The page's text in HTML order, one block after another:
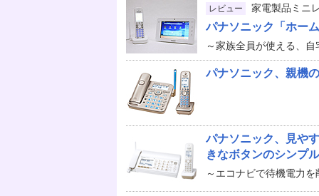
レビュー 家電製品ミニ
パナソニック「ホー
～家族全員が使える、
パナソニック、親機
パナソニック、見や
きなボタンのシンプ
～エコナビで待機電力を